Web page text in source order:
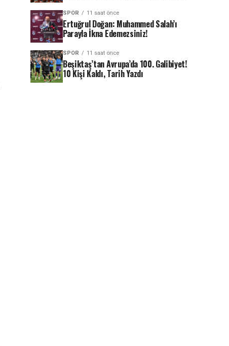
SPOR 11 saat önce
Ertuğrul Doğan: Muhammed Salah’ı
Parayla İkna Edemezsiniz!
SPOR 11 saat önce
Beşiktaş’tan Avrupa’da 100. Galibiyet!
10 Kişi Kaldı, Tarih Yazdı